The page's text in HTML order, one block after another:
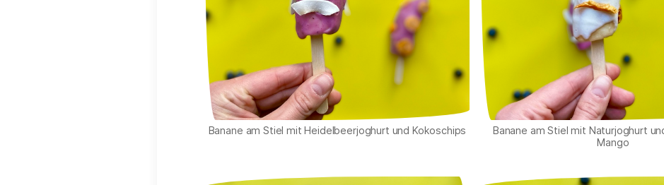
Banane am Stiel mit Heidelbeerjoghurt und Kokoschips
Banane am Stiel mit Naturjoghurt
Mango